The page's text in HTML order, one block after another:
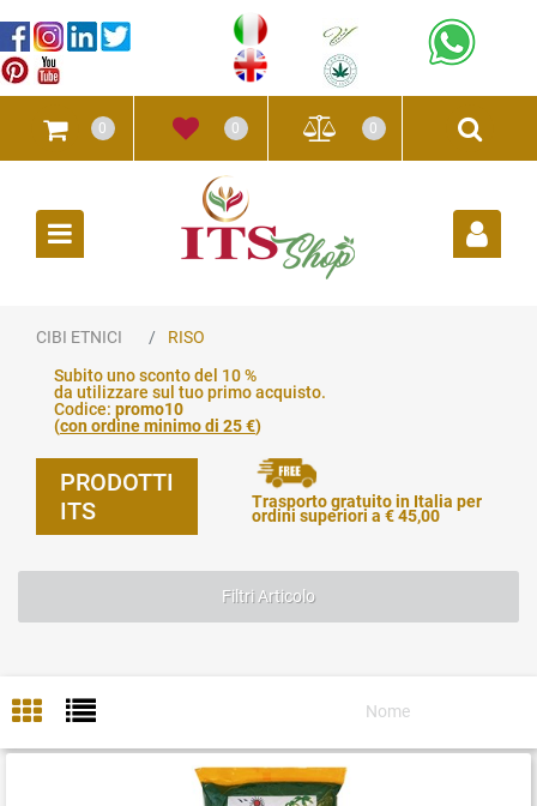
0 0 0
CIBI ETNICI RISO
Subito uno sconto del 10 %
da utilizzare sul tuo primo acquisto.
Codice: promo10
(con ordine minimo di 25 €)
PRODOTTI
ITS
Trasporto gratuito in Italia per
ordini superiori a € 45,00
Filtri Articolo